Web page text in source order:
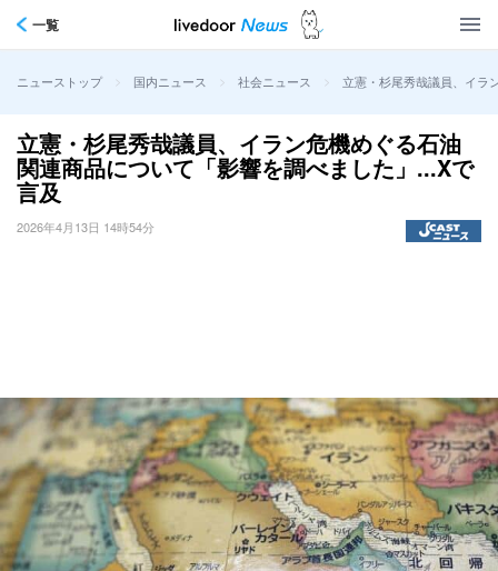
一覧
ニューストップ > 国内ニュース > 社会ニュース > 立憲・杉尾秀哉議員、イラ
立憲・杉尾秀哉議員、イラン危機めぐる石油
関連商品について「影響を調べました」...Xで
言及
2026年4月13日 14時54分